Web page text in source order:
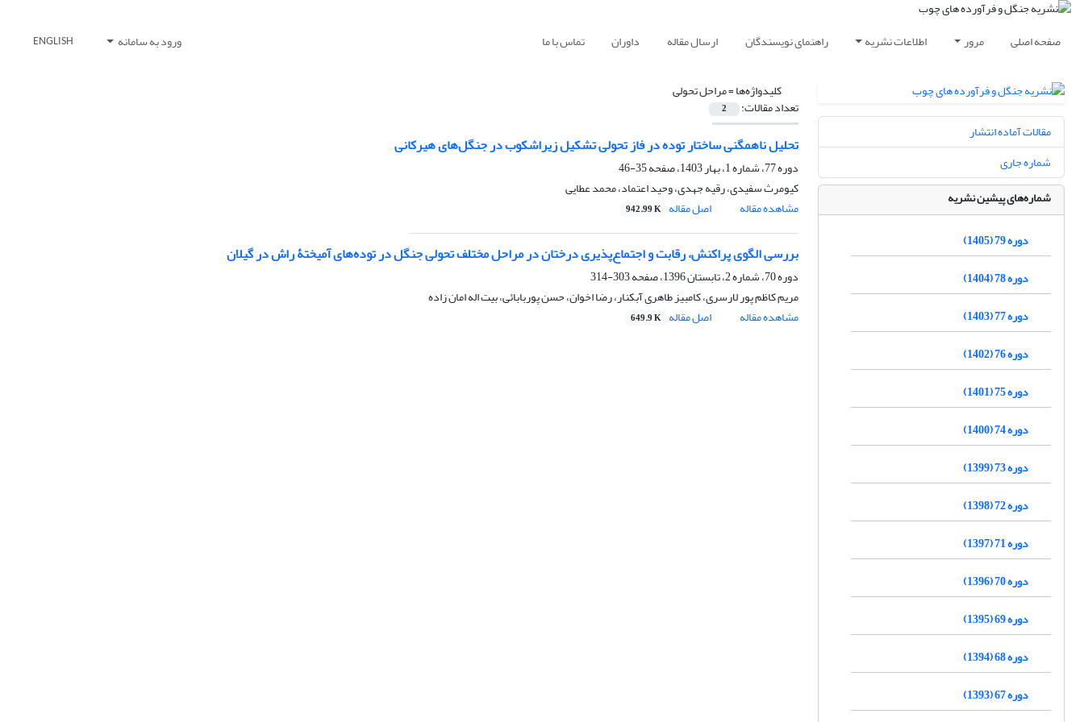
صفحه اصلی مرور اطلاعات نشریه راهنمای نویسندگان ارسال مقاله داوران تماس با ما ورود به سامانه ENGLISH
کلیدواژه‌ها =مراحل تحولی
تعداد مقالات: 2
تحلیل ناهمگنی ساختار توده در فاز تحولی تشکیل زیراشکوب در جنگل‌های هیرکانی
دوره 77، شماره 1، بهار 1403، صفحه
35-46
کیومرث سفیدی، رقیه جهدی، وحید اعتماد، محمد عطایی
مشاهده مقاله
اصل مقاله 942.99 K
بررسی الگوی پراکنش، رقابت و اجتماع‌پذیری درختان در مراحل مختلف تحولی جنگل در توده‌های آمیختۀ راش در گیلان
دوره 70، شماره 2، تابستان 1396، صفحه
303-314
مریم کاظم پور لارسری، کامبیز طاهری آبکنار، رضا اخوان، حسن پوربابائی، بیت اله امان زاده
مشاهده مقاله
اصل مقاله 649.9 K
مقالات آماده انتشار
شماره جاری
شماره‌های پیشین نشریه
دوره 79 (1405)
دوره 78 (1404)
دوره 77 (1403)
دوره 76 (1402)
دوره 75 (1401)
دوره 74 (1400)
دوره 73 (1399)
دوره 72 (1398)
دوره 71 (1397)
دوره 70 (1396)
دوره 69 (1395)
دوره 68 (1394)
دوره 67 (1393)